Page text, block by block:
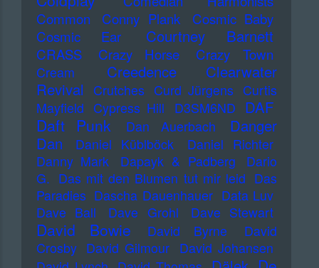
Common
Conny Plank
Cosmic Baby
Cosmic Ear
Courtney Barnett
CRASS Crazy Horse Crazy Town
Cream
Creedence Clearwater
Revival
Crutches Curd Jürgens Curtis
Mayfield Cypress Hill D3SM6ND DAF
Daft Punk Dan Auerbach
Danger
Dan
Daniel Küblböck
Daniel Richter
Danny Mark
Dapayk & Padberg
Dario
G. Das mit den Blumen tut mir leid Das
Paradies Dascha Dauenhauer Data Luv
Dave Ball
Dave Grohl Dave Stewart
David Bowie David Byrne
David
Crosby David Gilmour David Johansen